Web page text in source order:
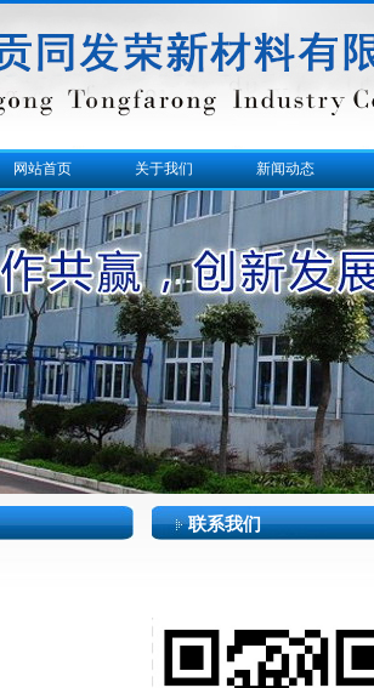
网站首页 关于我们 新闻动态
联系我们